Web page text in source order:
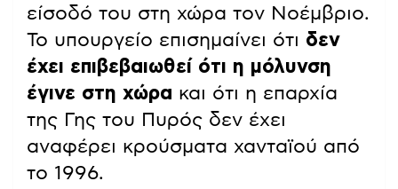
είσοδό του στη χώρα τον Νοέμβριο.
Το υπουργείο επισημαίνει ότι δεν
έχει επιβεβαιωθεί ότι η μόλυνση
έγινε στη χώρα και ότι η επαρχία
της Γης του Πυρός δεν έχει
αναφέρει κρούσματα χανταϊού από
το 1996.